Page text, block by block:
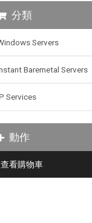
分類
Servers
Baremetal Servers
Services
動作
查看購物車